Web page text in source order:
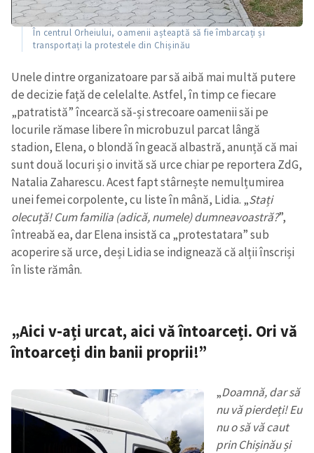
În centrul Orheiului, oamenii așteaptă să fie îmbarcați și
transportați la protestele din Chișinău
Unele dintre organizatoare par să aibă mai multă putere
de decizie față de celelalte. Astfel, în timp ce fiecare
„patratistă” încearcă să-și strecoare oamenii săi pe
locurile rămase libere în microbuzul parcat lângă
stadion, Elena, o blondă în geacă albastră, anunță că mai
sunt două locuri și o invită să urce chiar pe reportera ZdG,
Natalia Zaharescu. Acest fapt stârnește nemulțumirea
unei femei corpolente, cu liste în mână, Lidia. „Stați
olecuță! Cum familia (adică, numele) dumneavoastră?”,
întreabă ea, dar Elena insistă ca „protestatara” sub
acoperire să urce, deși Lidia se indignează că alții înscriși
în liste rămân.
„Aici v-ați urcat, aici vă întoarceți. Ori vă
întoarceți din banii proprii!”
„Doamnă, dar să
nu vă pierdeți! Eu
nu o să vă caut
prin Chișinău și